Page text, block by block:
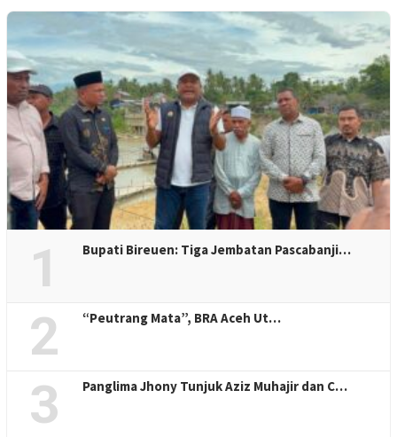
1 Bupati Bireuen: Tiga Jembatan Pascabanji…
2 “Peutrang Mata”, BRA Aceh Ut…
3 Panglima Jhony Tunjuk Aziz Muhajir dan C…